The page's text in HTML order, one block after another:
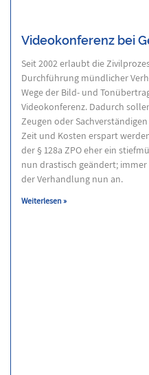
Videokonferenz bei
Seit 2002 erlaubt die
Durchführung mündlicher
Wege der Bild- und
Videokonferenz. Dadurch
Zeugen oder
Zeit und Kosten erspart
der § 128a ZPO eher ein
nun drastisch geändert;
der Verhandlung nun an.
Weiterlesen »